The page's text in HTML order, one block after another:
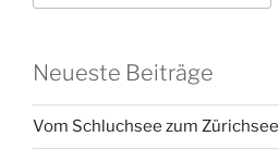
Neueste Beiträge
Vom Schluchsee zum Zürichsee